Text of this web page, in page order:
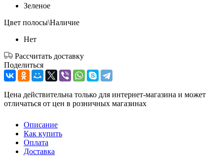
Зеленое
Цвет полосы\Наличие
Нет
Рассчитать доставку
Поделиться
Цена действительна только для интернет-магазина и может
отличаться от цен в розничных магазинах
Описание
Как купить
Оплата
Доставка